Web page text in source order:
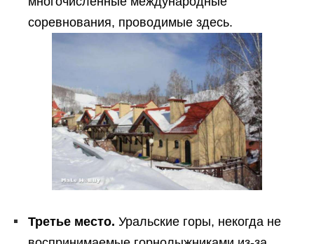
соревнования, проводимые здесь.
Третье место. Уральские горы, некогда не